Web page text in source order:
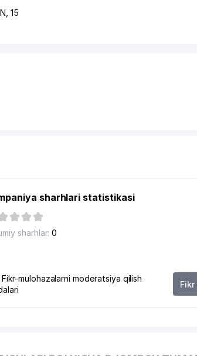
, 15
sharhlari statistikasi
sharhlar: 0
Fikr-mulohazalarni moderatsiya qilish